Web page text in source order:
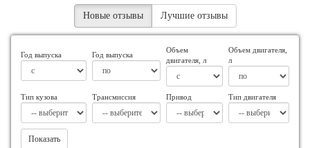
Новые отзывы Лучшие отзывы
Год выпуска Год выпуска
Объем
двигателя, л
Объем двигателя,
л
Тип кузова Трансмиссия Привод Тип двигателя
Показать